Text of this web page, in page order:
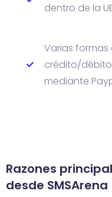
dentro de la
Varias
crédito/
mediante
Razones
desde SMSArena